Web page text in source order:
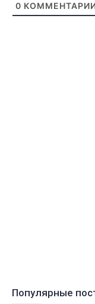
0
Популярные